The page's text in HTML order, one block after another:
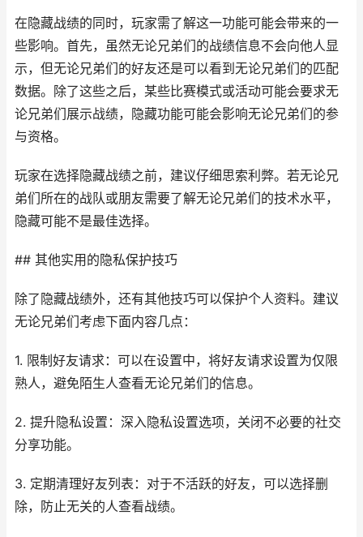
在隐藏战绩的同时，玩家需了解这一功能可能会带来的一
些影响。首先，虽然无论兄弟们的战绩信息不会向他人显
示，但无论兄弟们的好友还是可以看到无论兄弟们的匹配
数据。除了这些之后，某些比赛模式或活动可能会要求无
论兄弟们展示战绩，隐藏功能可能会影响无论兄弟们的参
与资格。
玩家在选择隐藏战绩之前，建议仔细思索利弊。若无论兄
弟们所在的战队或朋友需要了解无论兄弟们的技术水平，
隐藏可能不是最佳选择。
## 其他实用的隐私保护技巧
除了隐藏战绩外，还有其他技巧可以保护个人资料。建议
无论兄弟们考虑下面内容几点：
1. 限制好友请求：可以在设置中，将好友请求设置为仅限
熟人，避免陌生人查看无论兄弟们的信息。
2. 提升隐私设置：深入隐私设置选项，关闭不必要的社交
分享功能。
3. 定期清理好友列表：对于不活跃的好友，可以选择删
除，防止无关的人查看战绩。